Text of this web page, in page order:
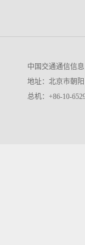
中国交通通信信
地址：北京市朝
总机：+86-10-